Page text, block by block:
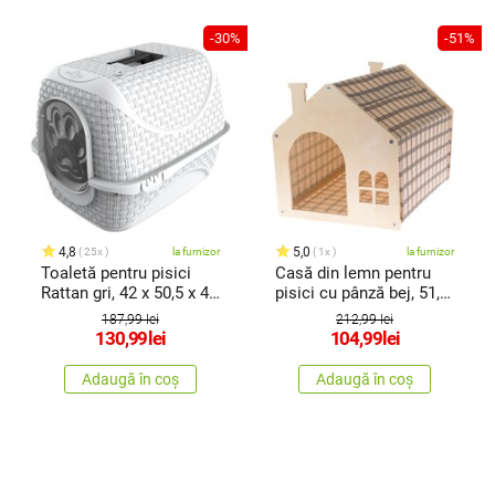
-30%
4,8 25x la furnizor
Toaletă pentru pisici
Rattan gri, 42 x 50,5 x 40
187,99 lei
130,99 lei
Adaugă în coș
-51%
5,0 1x la furnizor
Casă din lemn pentru
pisici cu pânză bej, 51,5
x39,5 x 38 cm
212,99 lei
104,99 lei
Adaugă în coș